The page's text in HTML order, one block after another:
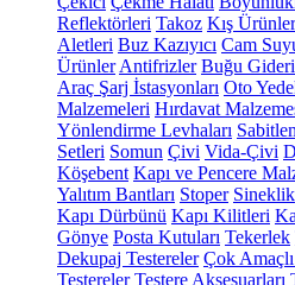
Reflektörleri Takoz Kış
Aletleri Buz Kazıyıcı Cam
Ürünler Antifrizler Buğu
Araç Şarj İstasyonları Oto
Malzemeleri Hırdavat
Yönlendirme Levhaları
Setleri Somun Çivi Vida-Çivi
Köşebent Kapı ve Pencere
Yalıtım Bantları Stoper Sineklik
Kapı Dürbünü Kapı Kilitleri
Gönye Posta Kutuları Tekerlek
Dekupaj Testereler Çok
Testereler Testere Aksesuarları